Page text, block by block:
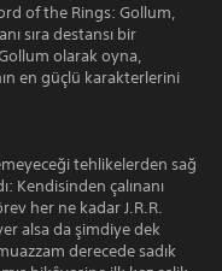
of the Rings: Gollum,
sıra destansı bir
olarak oyna,
en güçlü karakterlerini
tehlikelerden sağ
Kendisinden çalınanı
her ne kadar J.R.R.
alsa da şimdiye dek
derecede sadık